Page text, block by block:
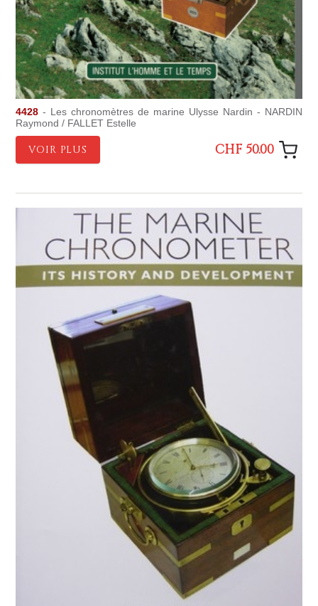
4428 - Les chronomètres de marine Ulysse Nardin - NARDIN
Raymond / FALLET Estelle
VOIR PLUS CHF 50.00